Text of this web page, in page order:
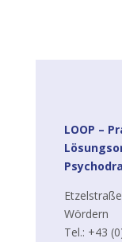
LOOP –
Wördern
Tel.: +43